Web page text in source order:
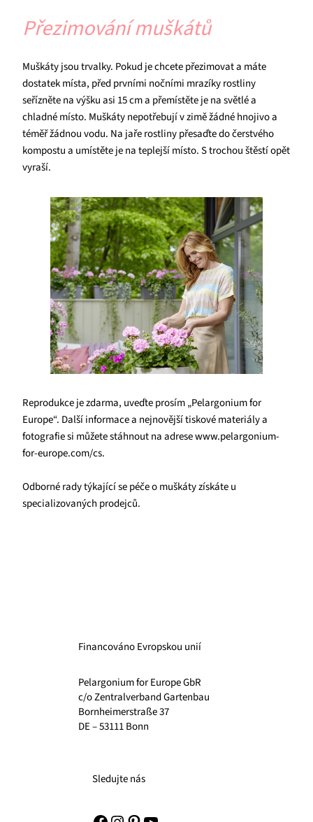
Přezimování muškátů
Muškáty jsou trvalky. Pokud je chcete přezimovat a máte
dostatek místa, před prvními nočními mrazíky rostliny
seřízněte na výšku asi 15 cm a přemístěte je na světlé a
chladné místo. Muškáty nepotřebují v zimě žádné hnojivo a
téměř žádnou vodu. Na jaře rostliny přesaďte do čerstvého
kompostu a umístěte je na teplejší místo. S trochou štěstí opět
vyraší.
Reprodukce je zdarma, uveďte prosím „Pelargonium for
Europe“. Další informace a nejnovější tiskové materiály a
fotografie si můžete stáhnout na adrese www.pelargonium-
for-europe.com/cs.
Odborné rady týkající se péče o muškáty získáte u
specializovaných prodejců.
Financováno Evropskou unií
Pelargonium for Europe GbR
c/o Zentralverband Gartenbau
Bornheimerstraße 37
DE – 53111 Bonn
Sledujte nás